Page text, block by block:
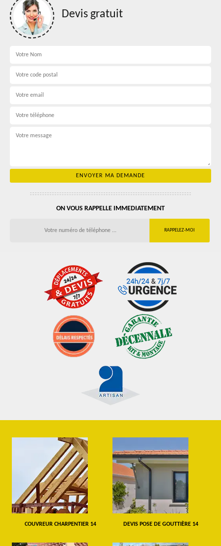
Devis gratuit
ON VOUS RAPPELLE IMMEDIATEMENT
COUVREUR CHARPENTIER 14 DEVIS POSE DE GOUTTIÈRE 14